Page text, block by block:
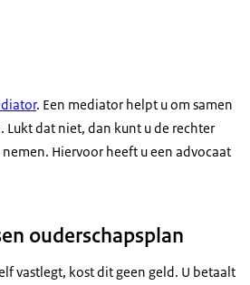
. Een mediator helpt u om samen
Lukt dat niet, dan kunt u de rechter
Hiervoor heeft u een advocaat
ouderschapsplan
vastlegt, kost dit geen geld. U betaalt